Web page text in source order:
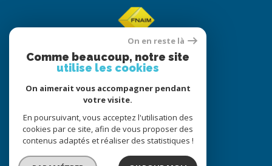
© 2022
Tous droits réservés
Traduction powered by Google
Nos honoraires
Plan du site
Mentions légales Partenaires Admin
On en reste là
Comme beaucoup, notre site
utilise les cookies
On aimerait vous accompagner pendant
votre visite.
En poursuivant, vous acceptez l'utilisation des
cookies par ce site, afin de vous proposer des
contenus adaptés et réaliser des statistiques !